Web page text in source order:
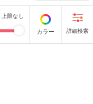
上限なし
カラー